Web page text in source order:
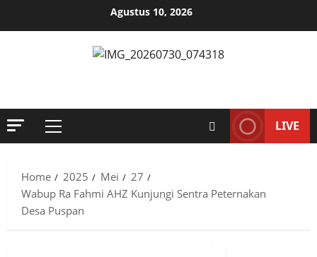
Agustus 10, 2026
Primary
LIVE
Home 2025 Mei
27
Wabup Ra Fahmi AHZ Kunjungi Sentra Peternakan
Desa Puspan